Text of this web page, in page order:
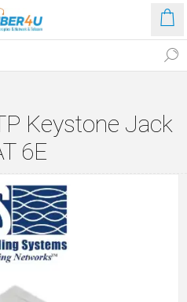
Keystone Jack
6E